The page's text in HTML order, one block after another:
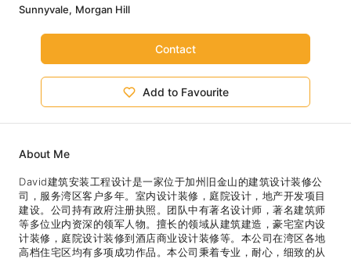
Sunnyvale, Morgan Hill
Contact
Add to Favourite
About Me
David建筑安装工程设计是一家位于加州旧金山的建筑设计装修公
司，服务湾区客户多年。室内设计装修，庭院设计，地产开发项目
建设。公司持有政府注册执照。团队中有著名设计师，著名建筑师
等多位业内资深的领军人物。擅长的领域从建筑建造，豪宅室内设
计装修，庭院设计装修到酒店商业设计装修等。本公司在湾区各地
高档住宅区均有多项成功作品。本公司秉着专业，耐心，细致的从